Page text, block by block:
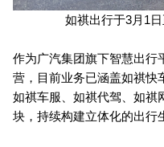
如祺出行于3月1
作为广汽集团旗下智慧出行
营，目前业务已涵盖如祺快
如祺车服、如祺代驾、如祺
块，持续构建立体化的出行